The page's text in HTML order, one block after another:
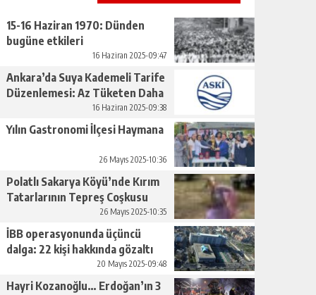
15-16 Haziran 1970: Dünden
bugüne etkileri
16 Haziran 2025-09:47
Ankara’da Suya Kademeli Tarife
Düzenlemesi: Az Tüketen Daha
16 Haziran 2025-09:38
Yılın Gastronomi İlçesi Haymana
26 Mayıs 2025-10:36
Polatlı Sakarya Köyü’nde Kırım
Tatarlarının Tepreş Coşkusu
26 Mayıs 2025-10:35
İBB operasyonunda üçüncü
dalga: 22 kişi hakkında gözaltı
20 Mayıs 2025-09:48
Hayri Kozanoğlu… Erdoğan’ın 3